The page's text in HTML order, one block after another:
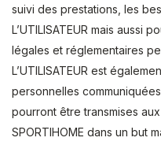
suivi des prestations, les
L’UTILISATEUR mais aussi
légales et réglementaires
L’UTILISATEUR est
personnelles
pourront être transmises
SPORTIHOME dans un but